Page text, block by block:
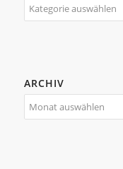
Kategorien
ARCHIV